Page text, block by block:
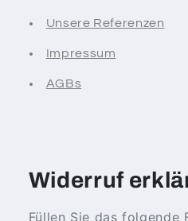
Unsere Referenzen
Impressum
AGBs
Widerruf
Füllen Sie das folgende